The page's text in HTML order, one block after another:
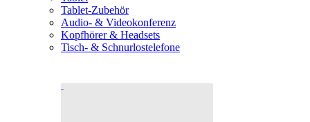
Tablet-Zubehör
Audio- & Videokonferenz
Kopfhörer & Headsets
Tisch- & Schnurlostelefone